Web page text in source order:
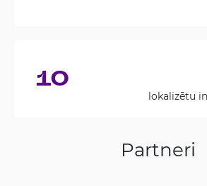
10
lokalizētu
Partneri